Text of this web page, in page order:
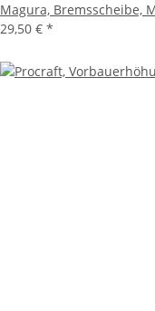
Magura, Bremsscheibe,
29,50 € *